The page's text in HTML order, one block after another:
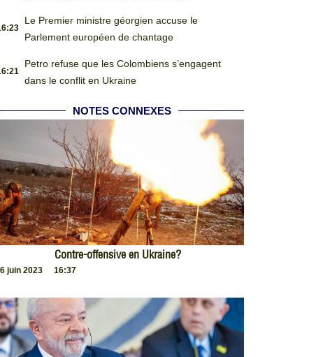
Le Premier ministre géorgien accuse le
Parlement européen de chantage
Petro refuse que les Colombiens s’engagent
dans le conflit en Ukraine
NOTES CONNEXES
Contre-offensive en Ukraine?
juin 2023 16:37